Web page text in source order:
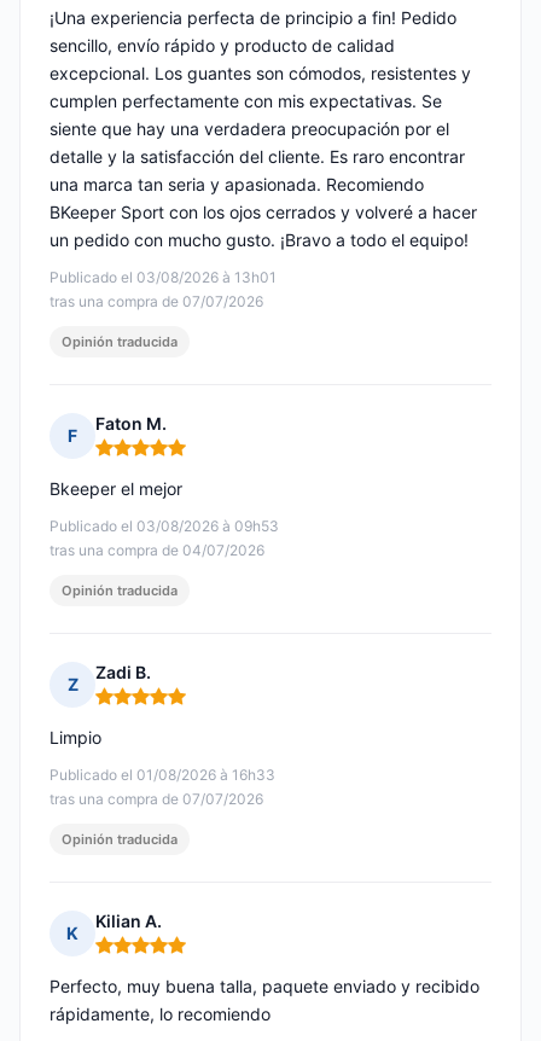
Publicado el 03/08/2026 à 13h01
tras una compra de 07/07/2026
¡Una experiencia perfecta de principio a fin! Pedido
sencillo, envío rápido y producto de calidad
excepcional. Los guantes son cómodos, resistentes y
cumplen perfectamente con mis expectativas. Se
siente que hay una verdadera preocupación por el
detalle y la satisfacción del cliente. Es raro encontrar
una marca tan seria y apasionada. Recomiendo
BKeeper Sport con los ojos cerrados y volveré a hacer
un pedido con mucho gusto. ¡Bravo a todo el equipo!
Opinión traducida
F
Faton M.
Nota: 5 de 5
Publicado el 03/08/2026 à 09h53
tras una compra de 04/07/2026
Bkeeper el mejor
Opinión traducida
Z
Zadi B.
Nota: 5 de 5
Publicado el 01/08/2026 à 16h33
tras una compra de 07/07/2026
Limpio
Opinión traducida
K
Kilian A.
Nota: 5 de 5
Perfecto, muy buena talla, paquete enviado y recibido
rápidamente, lo recomiendo